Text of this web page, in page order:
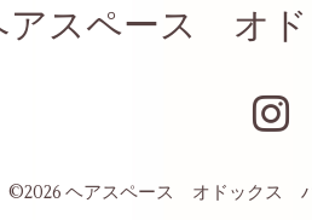
アスペース オ
©2026 ヘアスペース オドックス